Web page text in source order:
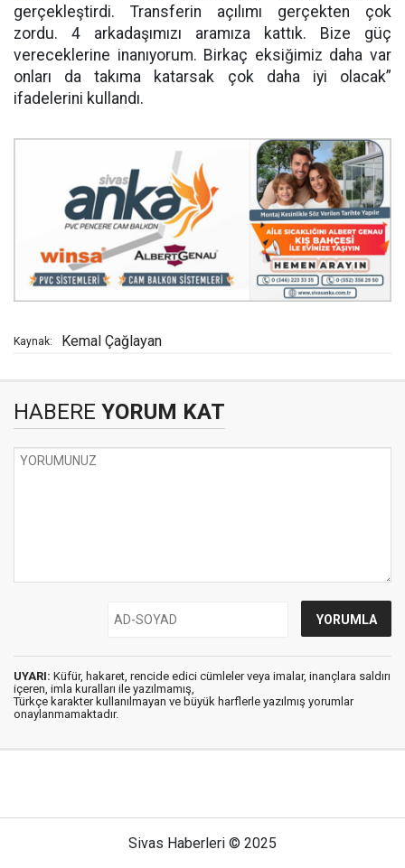
gerçekleştirdi. Transferin açılımı gerçekten çok
zordu. 4 arkadaşımızı aramıza kattık. Bize güç
vereceklerine inanıyorum. Birkaç eksiğimiz daha var
onları da takıma katarsak çok daha iyi olacak”
ifadelerini kullandı.
Kaynak: Kemal Çağlayan
HABERE YORUM KAT
UYARI: Küfür, hakaret, rencide edici cümleler veya imalar, inançlara saldırı
içeren, imla kuralları ile yazılmamış,
Türkçe karakter kullanılmayan ve büyük harflerle yazılmış yorumlar
onaylanmamaktadır.
Sivas Haberleri © 2025